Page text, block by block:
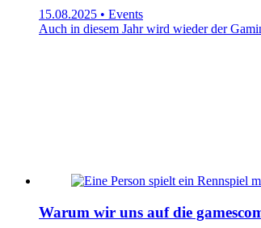
15.08.2025 • Events
Auch in diesem Jahr wird wieder der
Warum wir uns auf die